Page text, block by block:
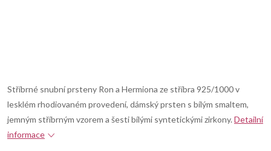
Stříbrné snubní prsteny Ron a Hermiona ze stříbra 925/1000 v
lesklém rhodiovaném provedení, dámský prsten s bílým smaltem,
jemným stříbrným vzorem a šesti bílými syntetickými zirkony. Detailní
informace